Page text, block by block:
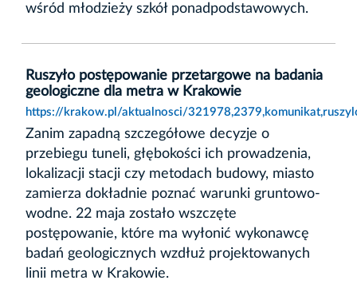
wśród młodzieży szkół ponadpodstawowych.
Ruszyło postępowanie przetargowe na badania
geologiczne dla metra w Krakowie
https://krakow.pl/aktualnosci/
Zanim zapadną szczegółowe decyzje o
przebiegu tuneli, głębokości ich prowadzenia,
lokalizacji stacji czy metodach budowy, miasto
zamierza dokładnie poznać warunki gruntowo-
wodne. 22 maja zostało wszczęte
postępowanie, które ma wyłonić wykonawcę
badań geologicznych wzdłuż projektowanych
linii metra w Krakowie.